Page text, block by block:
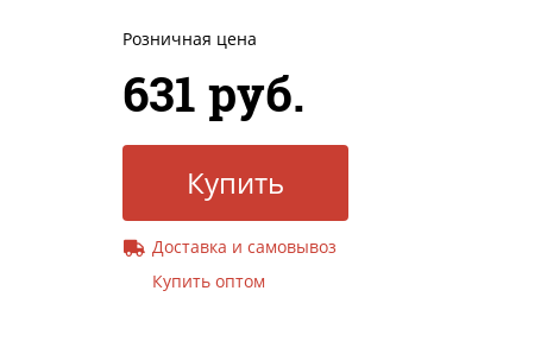
Розничная цена
631 руб.
Купить
Доставка и самовывоз
Купить оптом